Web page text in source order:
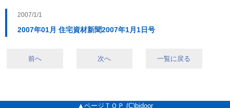
2007/1/1
2007年01月 住宅資材新聞2007年1月1日号
前へ 次へ 一覧に戻る
▲ページＴＯＰ (C)bidoor